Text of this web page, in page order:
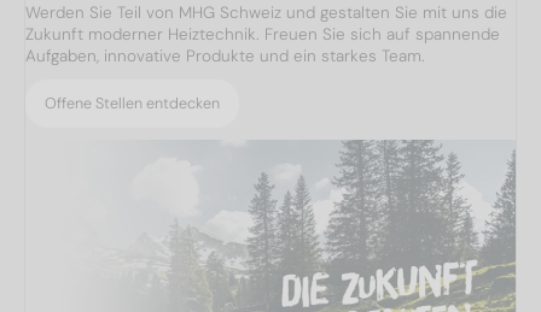
Werden Sie Teil von MHG Schweiz und gestalten Sie mit uns die
Zukunft moderner Heiztechnik. Freuen Sie sich auf spannende
Aufgaben, innovative Produkte und ein starkes Team.
Offene Stellen entdecken